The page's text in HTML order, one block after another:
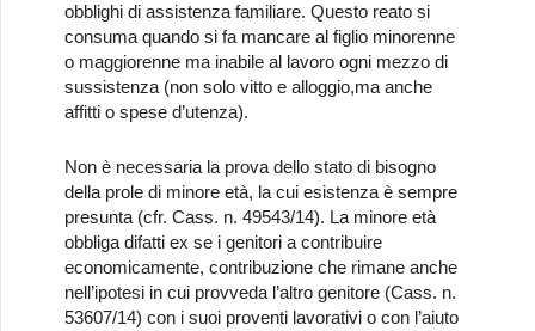
obblighi di assistenza familiare. Questo reato si
consuma quando si fa mancare al figlio minorenne
o maggiorenne ma inabile al lavoro ogni mezzo di
sussistenza (non solo vitto e alloggio,ma anche
affitti o spese d’utenza).
Non è necessaria la prova dello stato di bisogno
della prole di minore età, la cui esistenza è sempre
presunta (cfr. Cass. n. 49543/14). La minore età
obbliga difatti ex se i genitori a contribuire
economicamente, contribuzione che rimane anche
nell’ipotesi in cui provveda l’altro genitore (Cass. n.
53607/14) con i suoi proventi lavorativi o con l’aiuto